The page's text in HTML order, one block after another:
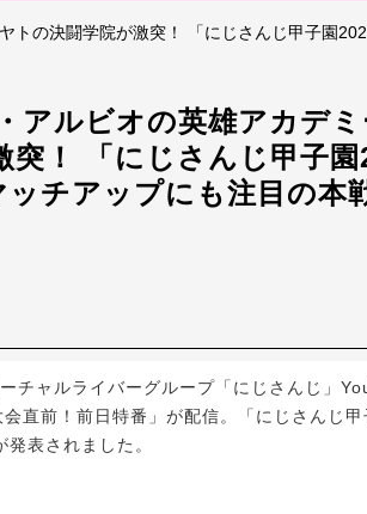
トの決闘学院が激突！ 「にじさんじ甲子園
アルビオの英雄アカデ
突！ 「にじさんじ甲子園
チアップにも注目の本
ャルライバーグループ「にじさんじ」
直前！前日特番」が配信。「にじさんじ甲
表されました。